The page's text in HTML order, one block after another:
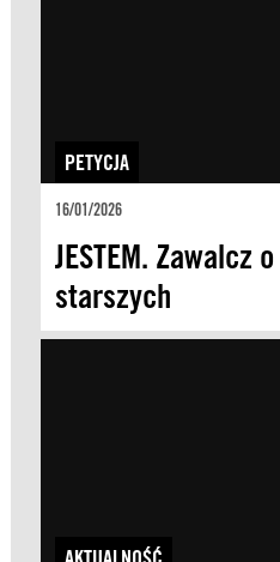
PETYCJA
16/01/2026
JESTEM. Zawalcz
starszych